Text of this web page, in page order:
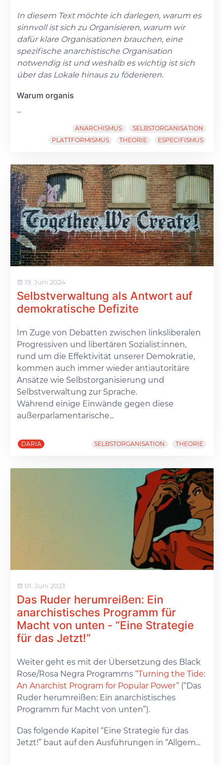
In diesem Text möchte ich darlegen, warum es
sinnvoll ist sich zu Organisieren, warum wir
dafür klare Organisationen brauchen, eine
spezifische anarchistische Organisation
notwendig ist und weshalb es wichtig ist sich
über das Lokale hinaus zu föderieren.
Warum organis
...
ANARCHISMUS
SELBSTORGANISATION
PLATTFORMISMUS
THEORIE ESPECIFISMUS
19. Juni 2024
Selbstverwaltung als Antwort auf
demokratische Defizite
Im Zuge von Debatten zwischen linksliberalen
Progressiven und libertären Sozialist:innen,
rund um die Effektivität unserer Demokratie,
kommen auch immer wieder antiautoritäre
Ansätze wie Selbstorganisierung und
Selbstverwaltung zur Sprache.
Während einige Einwände gegen diese
außerparlamentarische...
DARIA SELBSTORGANISATION THEORIE
01. Juni 2023
Das Ruder herumreißen: Ein
anarchistisches Programm für
Macht von unten - “Eine Strategie
für das Jetzt!”
Weiter geht es mit der Übersetzung des Black
Rose/Rosa Negra Programms “Turning the Tide:
An Anarchist Program for Popular Power”(“Das
Ruder herumreißen: Ein anarchistisches
Programm für Macht von unten”).
Das folgende Kapitel “Eine Strategie für das
Jetzt!” baut auf den Ausführungen in “Allgem...